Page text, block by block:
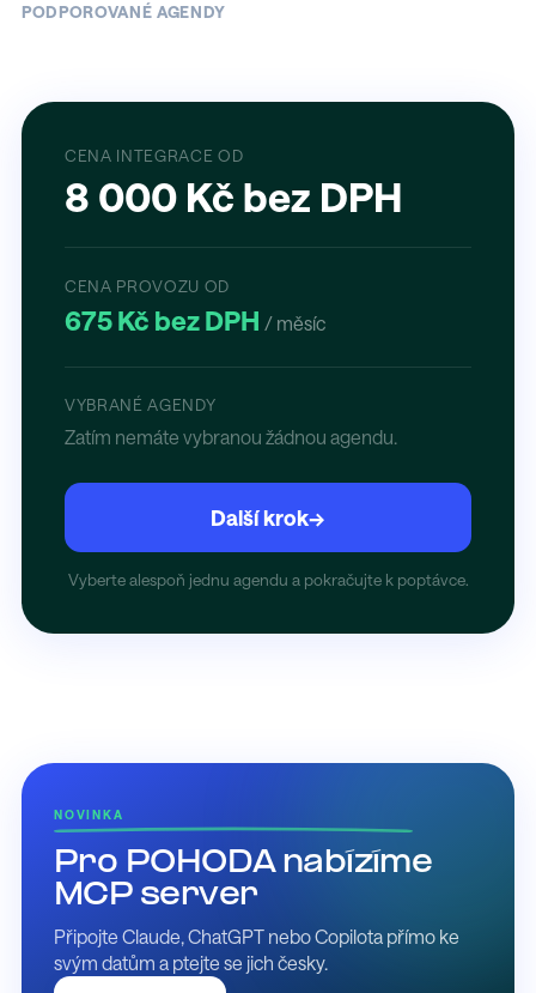
PODPOROVANÉ AGENDY
CENA INTEGRACE OD
8 000 Kč bez DPH
CENA PROVOZU OD
675 Kč bez DPH / měsíc
VYBRANÉ AGENDY
Zatím nemáte vybranou žádnou agendu.
Další krok→
Vyberte alespoň jednu agendu a pokračujte k poptávce.
NOVINKA
Pro POHODA nabízíme
MCP server
Připojte Claude, ChatGPT nebo Copilota přímo ke
svým datům a ptejte se jich česky.